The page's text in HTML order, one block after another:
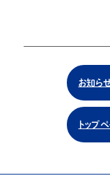
お知ら
トップ